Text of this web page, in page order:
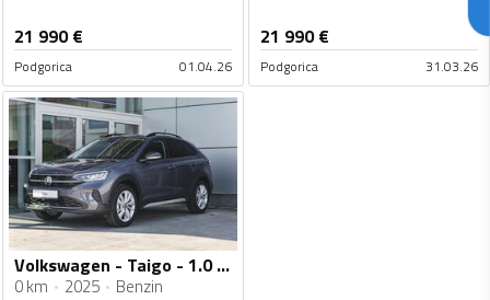
21 990€
Podgorica 01.04.26
21 990€
Podgorica 31.03.26
Volkswagen - Taigo - 1.0 TSI
0 km 2025 Benzin